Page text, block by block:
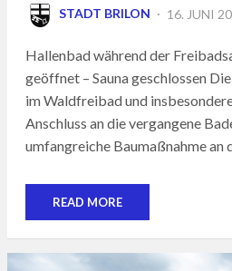
STADT BRILON
POSTED
16. JUNI
Hallenbad während der
geöffnet – Sauna geschlossen
im Waldfreibad und
Anschluss an die vergangene
umfangreiche Baumaßnahme an
READ MORE